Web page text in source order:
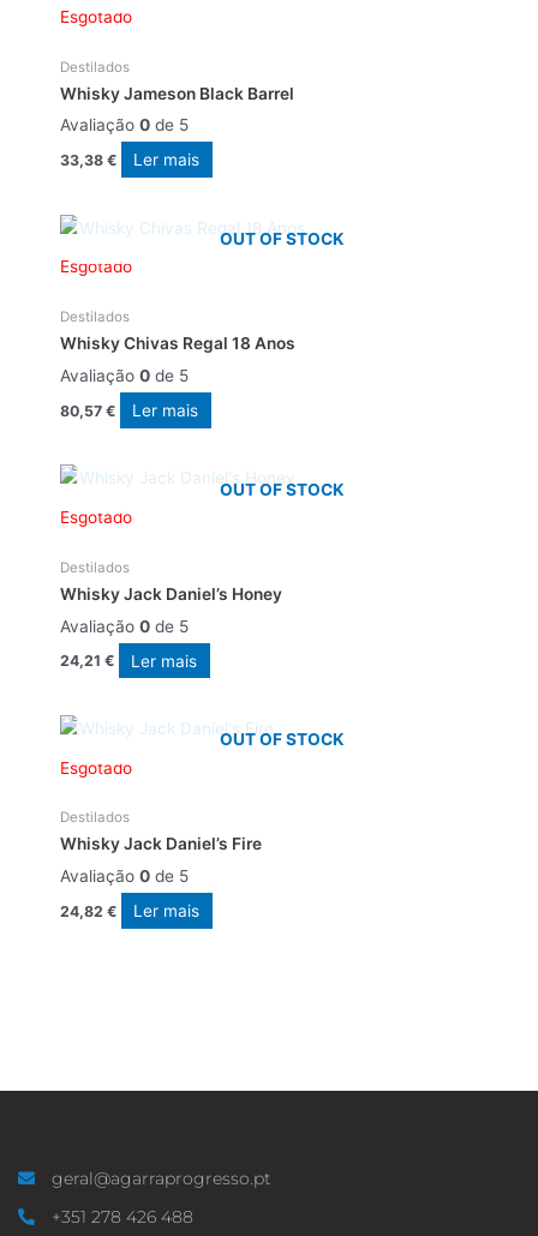
Esgotado
Destilados
Whisky Jameson Black Barrel
Avaliação 0 de 5
33,38 € Ler mais
OUT OF STOCK
Esgotado
Destilados
Whisky Chivas Regal 18 Anos
Avaliação 0 de 5
80,57 € Ler mais
OUT OF STOCK
Esgotado
Destilados
Whisky Jack Daniel’s Honey
Avaliação 0 de 5
24,21 € Ler mais
OUT OF STOCK
Esgotado
Destilados
Whisky Jack Daniel’s Fire
Avaliação 0 de 5
24,82 € Ler mais
geral@agarraprogresso.pt
+351 278 426 488